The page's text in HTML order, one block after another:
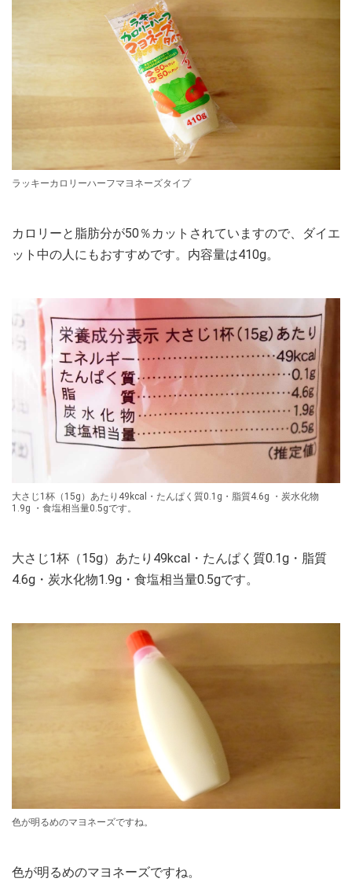
ラッキーカロリーハーフマヨネーズタイプ
カロリーと脂肪分が50％カットされていますので、ダイエ
ット中の人にもおすすめです。内容量は410g。
大さじ1杯（15g）あたり49kcal・たんぱく質0.1g・脂質4.6g ・炭水化物
1.9g ・食塩相当量0.5gです。
大さじ1杯（15g）あたり49kcal・たんぱく質0.1g・脂質
4.6g・炭水化物1.9g・食塩相当量0.5gです。
色が明るめのマヨネーズですね。
色が明るめのマヨネーズですね。